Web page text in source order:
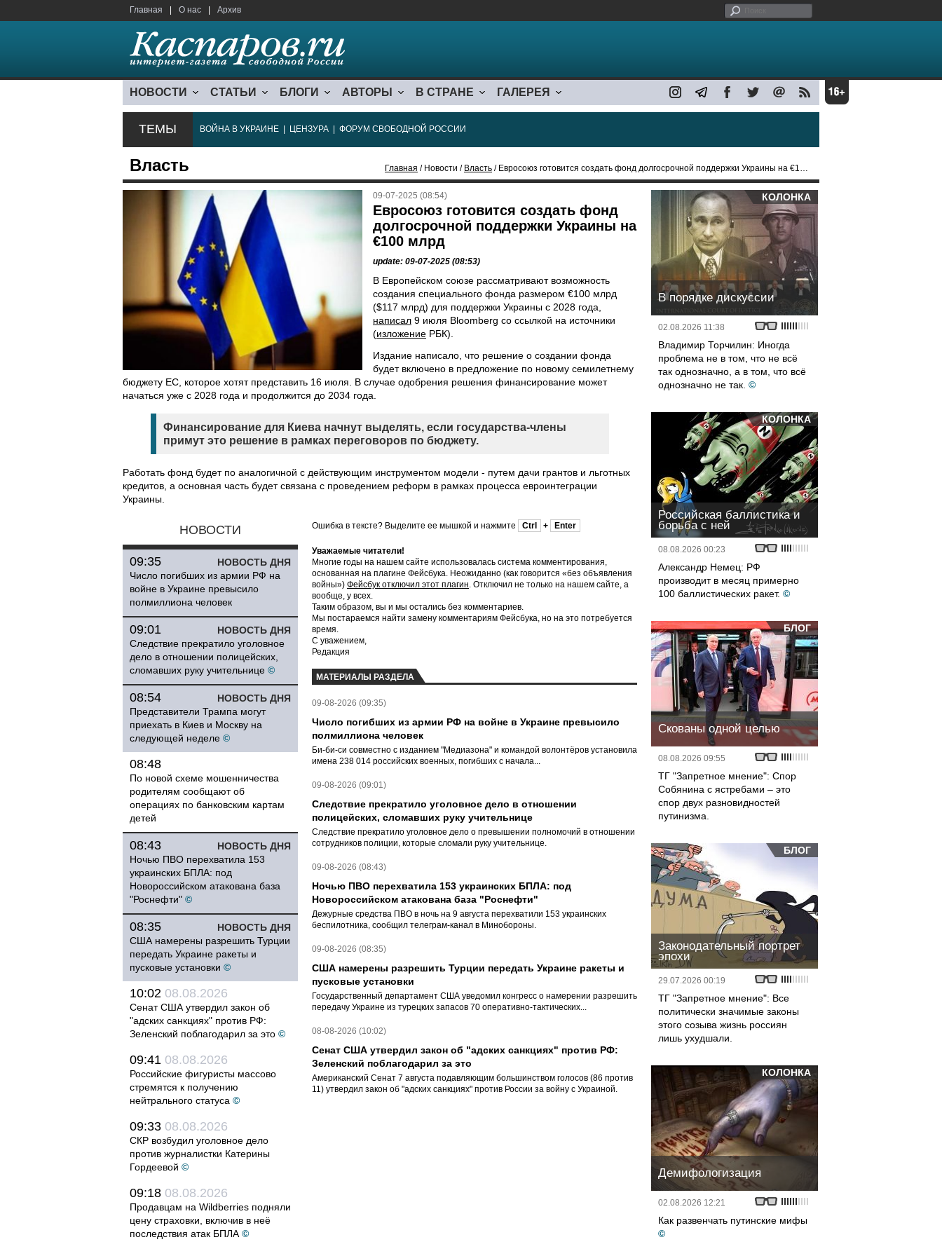
Главная О нас Архив
НОВОСТИ СТАТЬИ БЛОГИ АВТОРЫ В СТРАНЕ ГАЛЕРЕЯ
ТЕМЫ ВОЙНА В УКРАИНЕ ЦЕНЗУРА ФОРУМ СВОБОДНОЙ РОССИИ
Власть Главная / Новости / Власть / Евросоюз готовится создать фонд долгосрочной поддержки Украины на €100 млрд
09-07-2025 (08:54)
Евросоюз готовится создать фонд
долгосрочной поддержки Украины на
€100 млрд
update: 09-07-2025 (08:53)
В Европейском союзе рассматривают возможность
создания специального фонда размером €100 млрд
($117 млрд) для поддержки Украины с 2028 года,
написал 9 июля Bloomberg со ссылкой на источники
(изложение РБК).
Издание написало, что решение о создании фонда
будет включено в предложение по новому семилетнему
бюджету ЕС, которое хотят представить 16 июля. В случае одобрения решения финансирование может
начаться уже с 2028 года и продолжится до 2034 года.
Финансирование для Киева начнут выделять, если государства-члены
примут это решение в рамках переговоров по бюджету.
Работать фонд будет по аналогичной с действующим инструментом модели - путем дачи грантов и льготных
кредитов, а основная часть будет связана с проведением реформ в рамках процесса евроинтеграции
Украины.
НОВОСТИ
НОВОСТЬ ДНЯ
09:35
Число погибших из армии РФ на
войне в Украине превысило
полмиллиона человек
НОВОСТЬ ДНЯ
09:01
Следствие прекратило уголовное
дело в отношении полицейских,
сломавших руку учительнице ©
НОВОСТЬ ДНЯ
08:54
Представители Трампа могут
приехать в Киев и Москву на
следующей неделе ©
08:48
По новой схеме мошенничества
родителям сообщают об
операциях по банковским картам
детей
НОВОСТЬ ДНЯ
08:43
Ночью ПВО перехватила 153
украинских БПЛА: под
Новороссийском атакована база
"Роснефти" ©
НОВОСТЬ ДНЯ
08:35
США намерены разрешить Турции
передать Украине ракеты и
пусковые установки ©
10:02 08.08.2026
Сенат США утвердил закон об
"адских санкциях" против РФ:
Зеленский поблагодарил за это ©
09:41 08.08.2026
Российские фигуристы массово
стремятся к получению
нейтрального статуса ©
09:33 08.08.2026
СКР возбудил уголовное дело
против журналистки Катерины
Гордеевой ©
09:18 08.08.2026
Продавцам на Wildberries подняли
цену страховки, включив в неё
последствия атак БПЛА ©
Ошибка в тексте? Выделите ее мышкой и нажмите Ctrl + Enter
Уважаемые читатели!
Многие годы на нашем сайте использовалась система комментирования,
основанная на плагине Фейсбука. Неожиданно (как говорится «без объявления
войны») Фейсбук отключил этот плагин. Отключил не только на нашем сайте, а
вообще, у всех.
Таким образом, вы и мы остались без комментариев.
Мы постараемся найти замену комментариям Фейсбука, но на это потребуется
время.
С уважением,
Редакция
МАТЕРИАЛЫ РАЗДЕЛА
09-08-2026 (09:35)
Число погибших из армии РФ на войне в Украине превысило
полмиллиона человек
Би-би-си совместно с изданием "Медиазона" и командой волонтёров установила
имена 238 014 российских военных, погибших с начала...
09-08-2026 (09:01)
Следствие прекратило уголовное дело в отношении
полицейских, сломавших руку учительнице
Следствие прекратило уголовное дело о превышении полномочий в отношении
сотрудников полиции, которые сломали руку учительнице.
09-08-2026 (08:43)
Ночью ПВО перехватила 153 украинских БПЛА: под
Новороссийском атакована база "Роснефти"
Дежурные средства ПВО в ночь на 9 августа перехватили 153 украинских
беспилотника, сообщил телеграм-канал в Минобороны.
09-08-2026 (08:35)
США намерены разрешить Турции передать Украине ракеты и
пусковые установки
Государственный департамент США уведомил конгресс о намерении разрешить
передачу Украине из турецких запасов 70 оперативно-тактических...
08-08-2026 (10:02)
Сенат США утвердил закон об "адских санкциях" против РФ:
Зеленский поблагодарил за это
Американский Сенат 7 августа подавляющим большинством голосов (86 против
11) утвердил закон об "адских санкциях" против России за войну с Украиной.
КОЛОНКА
В порядке дискуссии
02.08.2026 11:38
Владимир Торчилин: Иногда
проблема не в том, что не всё
так однозначно, а в том, что всё
однозначно не так. ©
КОЛОНКА
Российская баллистика и
борьба с ней
08.08.2026 00:23
Александр Немец: РФ
производит в месяц примерно
100 баллистических ракет. ©
БЛОГ
Скованы одной целью
08.08.2026 09:55
ТГ "Запретное мнение": Спор
Собянина с ястребами – это
спор двух разновидностей
путинизма.
БЛОГ
Законодательный портрет
эпохи
29.07.2026 00:19
ТГ "Запретное мнение": Все
политически значимые законы
этого созыва жизнь россиян
лишь ухудшали.
КОЛОНКА
Демифологизация
02.08.2026 12:21
Как развенчать путинские мифы
©